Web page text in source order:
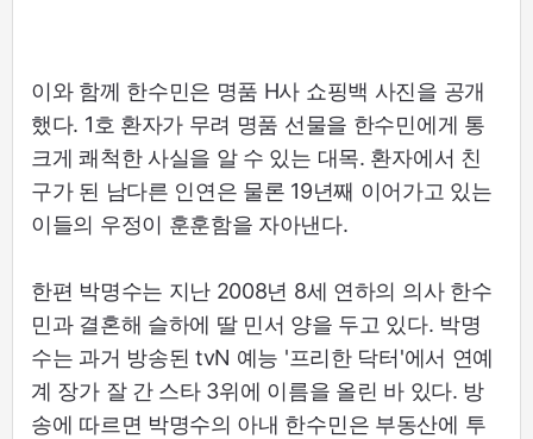
이와 함께 한수민은 명품 H사 쇼핑백 사진을 공개
했다. 1호 환자가 무려 명품 선물을 한수민에게 통
크게 쾌척한 사실을 알 수 있는 대목. 환자에서 친
구가 된 남다른 인연은 물론 19년째 이어가고 있는
이들의 우정이 훈훈함을 자아낸다.
한편 박명수는 지난 2008년 8세 연하의 의사 한수
민과 결혼해 슬하에 딸 민서 양을 두고 있다. 박명
수는 과거 방송된 tvN 예능 '프리한 닥터'에서 연예
계 장가 잘 간 스타 3위에 이름을 올린 바 있다. 방
송에 따르면 박명수의 아내 한수민은 부동산에 투